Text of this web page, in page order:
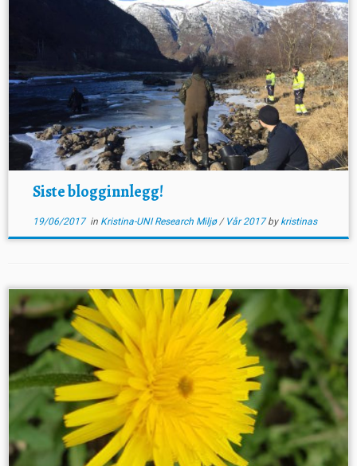
Siste blogginnlegg!
19/06/2017in Kristina-UNI Research Miljø/ Vår 2017by kristinas